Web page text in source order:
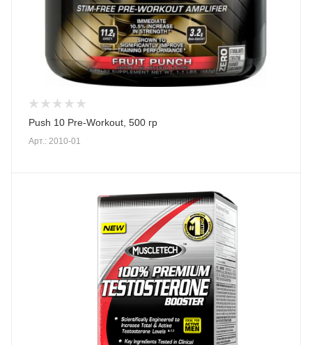
Push 10 Pre-Workout, 500 гр
Арт.: 2010-01